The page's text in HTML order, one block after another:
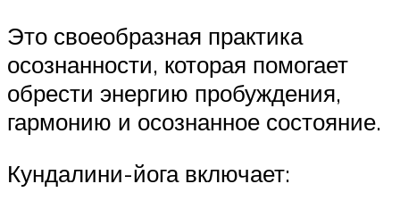
Это своеобразная практика
осознанности, которая помогает
обрести энергию пробуждения,
гармонию и осознанное состояние.
Кундалини-йога включает: